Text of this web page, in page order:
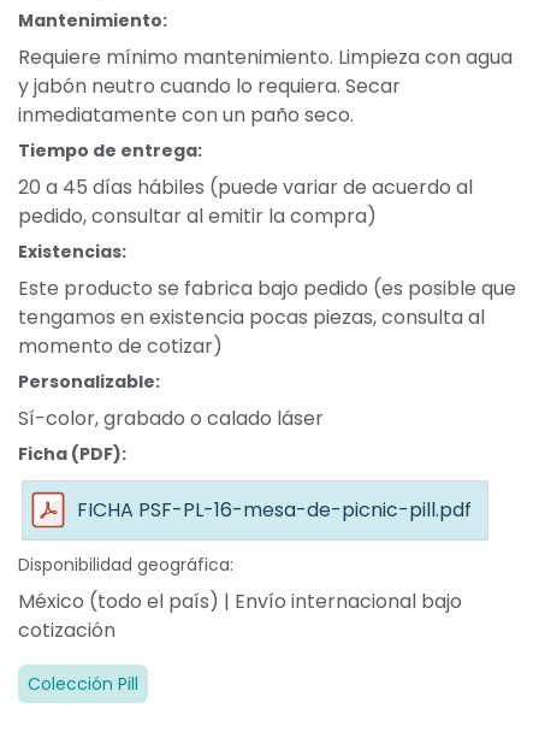
Mantenimiento:
Requiere mínimo mantenimiento. Limpieza con agua
y jabón neutro cuando lo requiera. Secar
inmediatamente con un paño seco.
Tiempo de entrega:
20 a 45 días hábiles (puede variar de acuerdo al
pedido, consultar al emitir la compra)
Existencias:
Este producto se fabrica bajo pedido (es posible que
tengamos en existencia pocas piezas, consulta al
momento de cotizar)
Personalizable:
Sí-color, grabado o calado láser
Ficha (PDF):
FICHA PSF-PL-16-mesa-de-picnic-pill.pdf
Disponibilidad geográfica:
México (todo el país) | Envío internacional bajo
cotización
Colección Pill